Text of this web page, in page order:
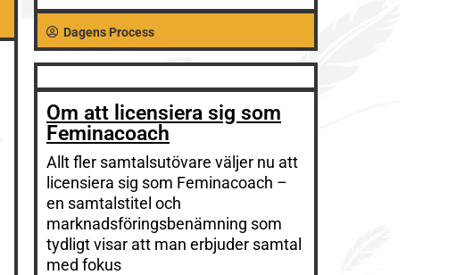
Dagens Process
Om att licensiera sig som
Feminacoach
Allt fler samtalsutövare väljer nu att
licensiera sig som Feminacoach –
en samtalstitel och
marknadsföringsbenämning som
tydligt visar att man erbjuder samtal
med fokus